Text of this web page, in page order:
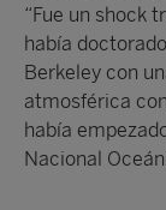
“Fue un shock
había
Berkeley con
atmosférica
había
Nacional